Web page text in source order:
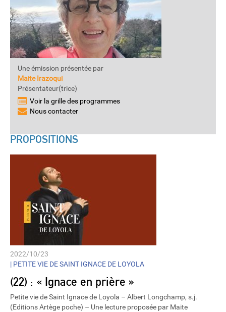
Une émission présentée par
Maite Irazoqui
Présentateur(trice)
Voir la grille des programmes
Nous contacter
PROPOSITIONS
2022/10/23
| PETITE VIE DE SAINT IGNACE DE LOYOLA
(22) : « Ignace en prière »
Petite vie de Saint Ignace de Loyola – Albert Longchamp, s.j.
(Editions Artège poche) – Une lecture proposée par Maite